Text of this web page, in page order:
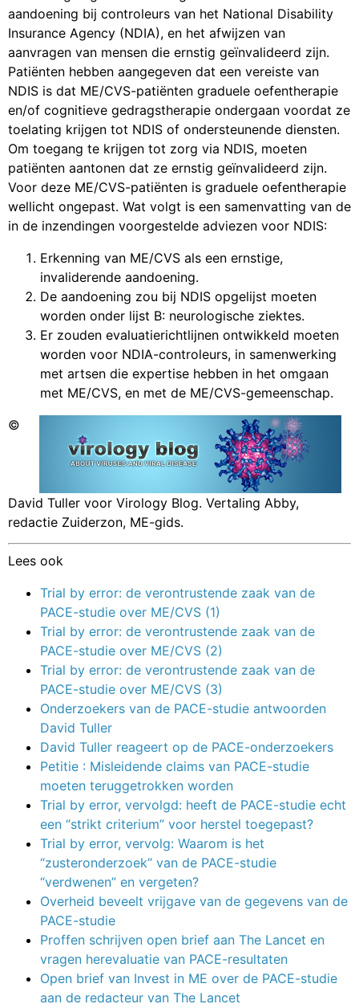
aandoening bij controleurs van het National Disability
Insurance Agency (NDIA), en het afwijzen van
aanvragen van mensen die ernstig geïnvalideerd zijn.
Patiënten hebben aangegeven dat een vereiste van
NDIS is dat ME/CVS-patiënten graduele oefentherapie
en/of cognitieve gedragstherapie ondergaan voordat ze
toelating krijgen tot NDIS of ondersteunende diensten.
Om toegang te krijgen tot zorg via NDIS, moeten
patiënten aantonen dat ze ernstig geïnvalideerd zijn.
Voor deze ME/CVS-patiënten is graduele oefentherapie
wellicht ongepast. Wat volgt is een samenvatting van de
in de inzendingen voorgestelde adviezen voor NDIS:
Erkenning van ME/CVS als een ernstige,
invaliderende aandoening.
De aandoening zou bij NDIS opgelijst moeten
worden onder lijst B: neurologische ziektes.
Er zouden evaluatierichtlijnen ontwikkeld moeten
worden voor NDIA-controleurs, in samenwerking
met artsen die expertise hebben in het omgaan
met ME/CVS, en met de ME/CVS-gemeenschap.
©
David Tuller voor Virology Blog. Vertaling Abby,
redactie Zuiderzon, ME-gids.
Lees ook
Trial by error: de verontrustende zaak van de
PACE-studie over ME/CVS (1)
Trial by error: de verontrustende zaak van de
PACE-studie over ME/CVS (2)
Trial by error: de verontrustende zaak van de
PACE-studie over ME/CVS (3)
Onderzoekers van de PACE-studie antwoorden
David Tuller
David Tuller reageert op de PACE-onderzoekers
Petitie : Misleidende claims van PACE-studie
moeten teruggetrokken worden
Trial by error, vervolgd: heeft de PACE-studie echt
een “strikt criterium” voor herstel toegepast?
Trial by error, vervolg: Waarom is het
“zusteronderzoek” van de PACE-studie
“verdwenen” en vergeten?
Overheid beveelt vrijgave van de gegevens van de
PACE-studie
Proffen schrijven open brief aan The Lancet en
vragen herevaluatie van PACE-resultaten
Open brief van Invest in ME over de PACE-studie
aan de redacteur van The Lancet